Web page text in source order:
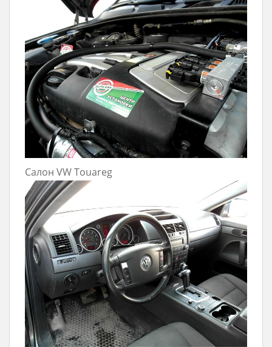
Салон VW Touareg